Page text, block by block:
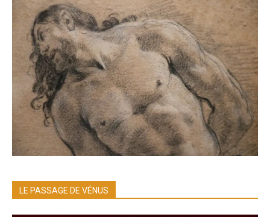
LE PASSAGE DE VÉNUS